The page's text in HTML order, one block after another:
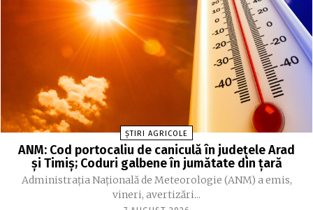
ȘTIRI AGRICOLE
ANM: Cod portocaliu de caniculă în judeţele Arad
şi Timiş; Coduri galbene în jumătate din ţară
Administraţia Naţională de Meteorologie (ANM) a emis,
vineri, avertizări...